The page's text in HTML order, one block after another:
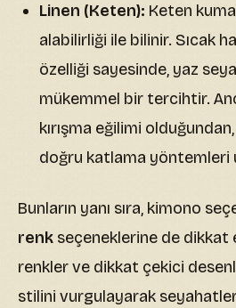
Linen (Keten): Keten
alabilirliği ile bilinir. Sıcak
özelliği sayesinde, yaz
mükemmel bir tercihtir.
kırışma eğilimi
doğru katlama yöntemleri
Bunların yanı sıra, kimono
renk seçeneklerine de dikkat
renkler ve dikkat çekici
stilini vurgulayarak